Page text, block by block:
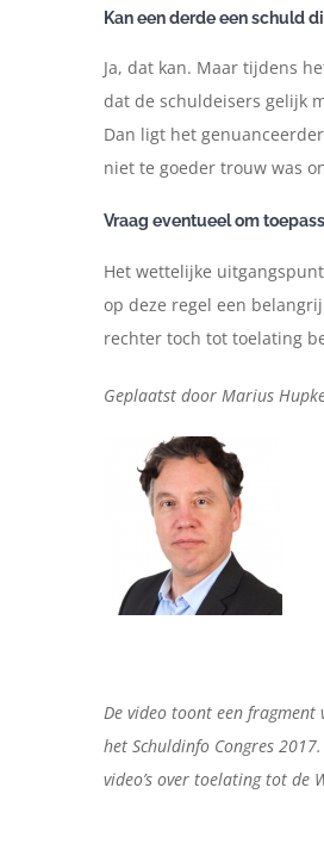
Kan een derde een schuld
Ja, dat kan. Maar tijdens
dat de schuldeisers gelijk
Dan ligt het
niet te goeder trouw was
Vraag eventueel om
Het wettelijke
op deze regel een
rechter toch tot toelating
Geplaatst door Marius
De video toont een fragment
het Schuldinfo Congres
video’s over toelating tot de